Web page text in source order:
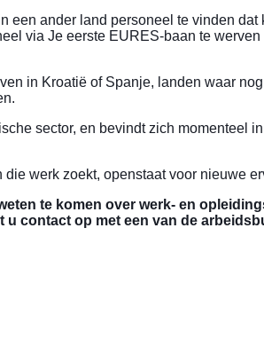
ander land personeel te vinden
via Je eerste EURES-baan te
in Kroatië of Spanje, landen waar
sector, en bevindt zich momenteel
werk zoekt, openstaat voor nieuwe
te komen over werk- en
contact op met een van de